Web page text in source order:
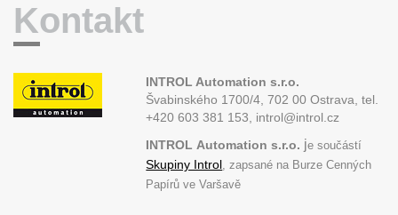
Kontakt
INTROL Automation s.r.o.
Švabinského 1700/4, 702 00 Ostrava,tel.
+420 603 381 153, introl@introl.cz
INTROL Automation s.r.o. je součástí
Skupiny Introl, zapsané na Burze Cenných
Papírů ve Varšavě